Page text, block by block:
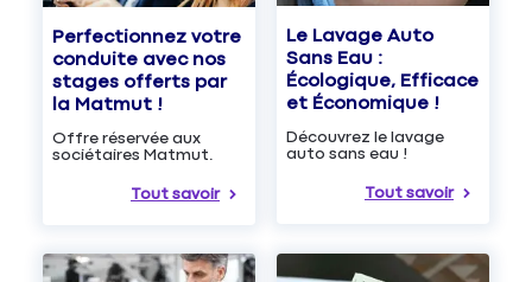
Perfectionnez votre
conduite avec nos
stages offerts par
la Matmut !
Offre réservée aux
sociétaires Matmut.
Tout savoir
Le Lavage Auto
Sans Eau :
Écologique, Efficace
et Économique !
Découvrez le lavage
auto sans eau !
Tout savoir